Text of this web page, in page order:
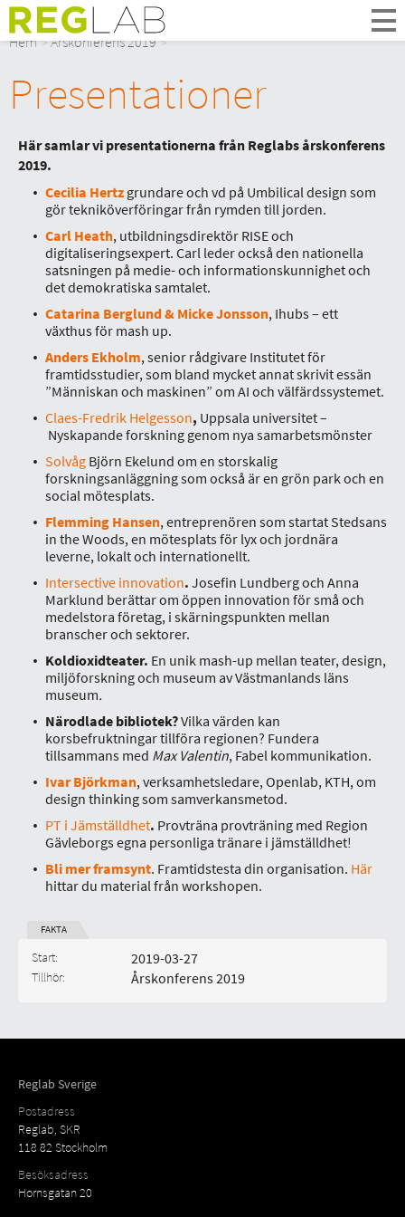
Om Oss
Om Reglab
Digitala möten
Medlemmar och partner
Kontakt
Hem Årskonferens 2019
Presentationer
Här samlar vi presentationerna från Reglabs årskonferens
2019.
Cecilia Hertz grundare och vd på Umbilical design som
gör tekniköverföringar från rymden till jorden.
Carl Heath, utbildningsdirektör RISE och
digitaliseringsexpert. Carl leder också den nationella
satsningen på medie- och informationskunnighet och
det demokratiska samtalet.
Catarina Berglund & Micke Jonsson, Ihubs – ett
växthus för mash up.
Anders Ekholm, senior rådgivare Institutet för
framtidsstudier, som bland mycket annat skrivit essän
”Människan och maskinen” om AI och välfärdssystemet.
Claes-Fredrik Helgesson, Uppsala universitet –
Nyskapande forskning genom nya samarbetsmönster
Solvåg Björn Ekelund om en storskalig
forskningsanläggning som också är en grön park och en
social mötesplats.
Flemming Hansen, entreprenören som startat Stedsans
in the Woods, en mötesplats för lyx och jordnära
leverne, lokalt och internationellt.
Intersective innovation. Josefin Lundberg och Anna
Marklund berättar om öppen innovation för små och
medelstora företag, i skärningspunkten mellan
branscher och sektorer.
Koldioxidteater. En unik mash-up mellan teater, design,
miljöforskning och museum av Västmanlands läns
museum.
Närodlade bibliotek?Vilka värden kan
korsbefruktningar tillföra regionen? Fundera
tillsammans med Max Valentin, Fabel kommunikation.
Ivar Björkman, verksamhetsledare, Openlab, KTH, om
design thinking som samverkansmetod.
PT i Jämställdhet. Provträna provträning med Region
Gävleborgs egna personliga tränare i jämställdhet!
Bli mer framsynt. Framtidstesta din organisation. Här
hittar du material från workshopen.
FAKTA
Start: 2019-03-27
Tillhör: Årskonferens 2019
Reglab Sverige
Postadress
Reglab, SKR
118 82 Stockholm
Besöksadress
Hornsgatan 20